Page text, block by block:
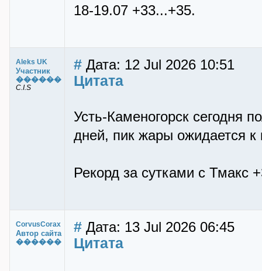
18-19.07 +33...+35.
Aleks UK
Участник
������
C.I.S
# Дата: 12 Jul 2026 10:51
Цитата
Усть-Каменогорск сегодня
дней, пик жары ожидается
Рекорд за сутками с Тмакс
CorvusCorax
Автор сайта
������
# Дата: 13 Jul 2026 06:45
Цитата